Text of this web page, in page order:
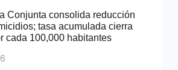
Conjunta consolida reducción
tasa acumulada cierra
cada 100,000 habitantes